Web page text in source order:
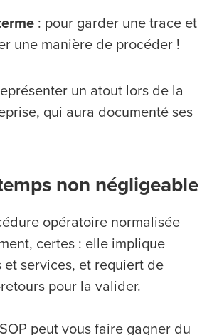
: pour garder une trace et
une manière de procéder !
un atout lors de la
qui aura documenté ses
non négligeable
opératoire normalisée
certes : elle implique
et services, et requiert de
pour la valider.
peut vous faire gagner du